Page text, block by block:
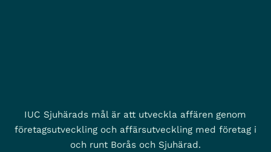
IUC Sjuhärads mål är att utveckla affären genom
företagsutveckling och affärsutveckling med företag i
och runt Borås och Sjuhärad.